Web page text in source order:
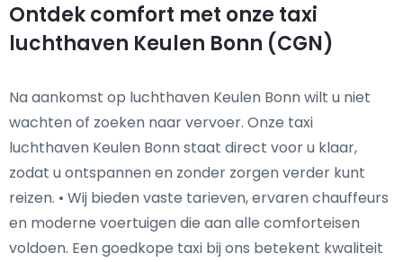
Ontdek comfort met onze taxi
luchthaven Keulen Bonn (CGN)
Na aankomst op luchthaven Keulen Bonn wilt u niet
wachten of zoeken naar vervoer. Onze taxi
luchthaven Keulen Bonn staat direct voor u klaar,
zodat u ontspannen en zonder zorgen verder kunt
reizen. • Wij bieden vaste tarieven, ervaren chauffeurs
en moderne voertuigen die aan alle comforteisen
voldoen. Een goedkope taxi bij ons betekent kwaliteit